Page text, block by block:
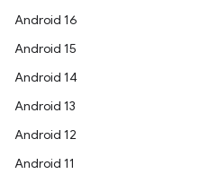
Android 16
Android 15
Android 14
Android 13
Android 12
Android 11